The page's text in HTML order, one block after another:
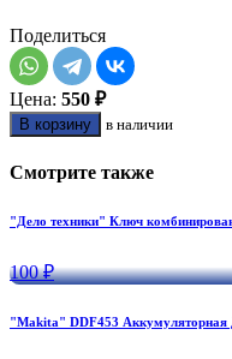
Поделиться
Цена: 550 ₽
В корзину в наличии
Смотрите также
"Дело техники" Ключ
100 ₽
"Makita" DDF453 Аккумуляторная